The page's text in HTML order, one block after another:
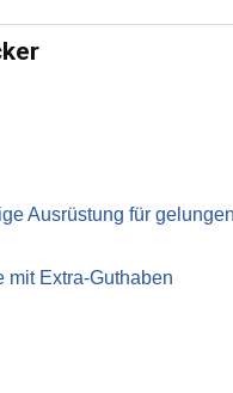
Ausrüstung für
mit Extra-Guthaben